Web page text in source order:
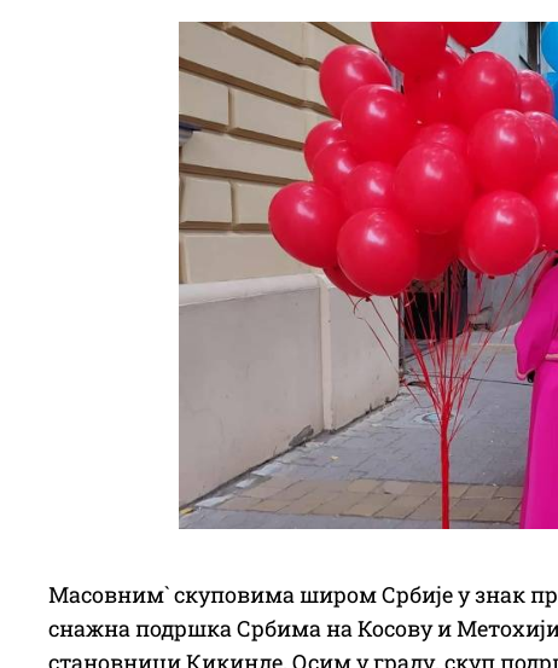
Масовним` скуповима широм Србије у знак
снажна подршка Србима на Косову и
становници Кикинде. Осим у граду, скуп